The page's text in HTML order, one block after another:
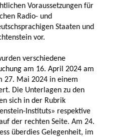
Voraussetzungen für
Radio- und
Staaten und
vor.
verschiedene
am 16. April 2024 am
27. Mai 2024 in einem
Die Unterlagen zu den
sich in der Rubrik
Instituts» respektive
der rechten Seite. Am 24.
überdies Gelegenheit, im